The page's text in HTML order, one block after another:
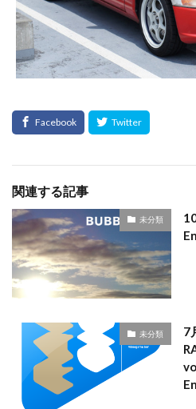
関連する記事
未分類
未分類
7